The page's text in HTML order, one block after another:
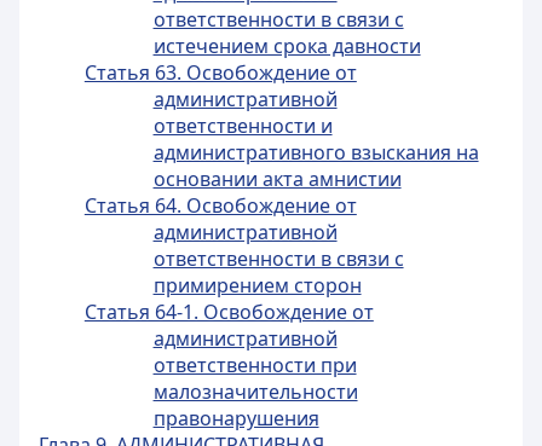
ответственности в связи с
истечением срока давности
Статья 63. Освобождение от
административной
ответственности и
административного взыскания на
основании акта амнистии
Статья 64. Освобождение от
административной
ответственности в связи с
примирением сторон
Статья 64-1. Освобождение от
административной
ответственности при
малозначительности
правонарушения